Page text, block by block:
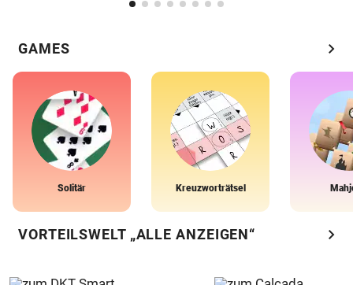
GAMES chevron_right
Solitär Kreuzworträtsel
VORTEILSWELT „ALLE ANZEIGEN“ chevron_right